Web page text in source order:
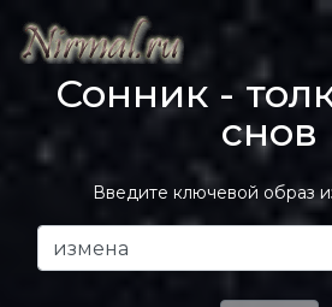
Сонник -
снов
Введите ключевой образ